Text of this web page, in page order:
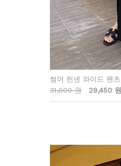
썸머 린넨 와이드 팬츠
31,000 원
29,450 원